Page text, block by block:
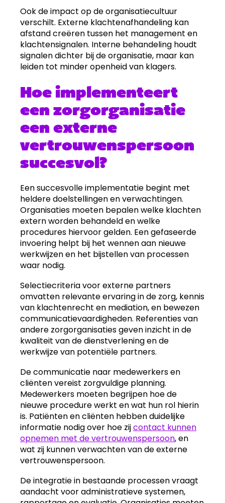
Ook de impact op de organisatiecultuur
verschilt. Externe klachtenafhandeling kan
afstand creëren tussen het management en
klachtensignalen. Interne behandeling houdt
signalen dichter bij de organisatie, maar kan
leiden tot minder openheid van klagers.
Hoe implementeert
een zorgorganisatie
een externe
vertrouwenspersoon
succesvol?
Een succesvolle implementatie begint met
heldere doelstellingen en verwachtingen.
Organisaties moeten bepalen welke klachten
extern worden behandeld en welke
procedures hiervoor gelden. Een gefaseerde
invoering helpt bij het wennen aan nieuwe
werkwijzen en het bijstellen van processen
waar nodig.
Selectiecriteria voor externe partners
omvatten relevante ervaring in de zorg, kennis
van klachtenrecht en mediation, en bewezen
communicatievaardigheden. Referenties van
andere zorgorganisaties geven inzicht in de
kwaliteit van de dienstverlening en de
werkwijze van potentiële partners.
De communicatie naar medewerkers en
cliënten vereist zorgvuldige planning.
Medewerkers moeten begrijpen hoe de
nieuwe procedure werkt en wat hun rol hierin
is. Patiënten en cliënten hebben duidelijke
informatie nodig over hoe zijcontact kunnen
opnemen met de vertrouwenspersoon, en
wat zij kunnen verwachten van de externe
vertrouwenspersoon.
De integratie in bestaande processen vraagt
aandacht voor administratieve systemen,